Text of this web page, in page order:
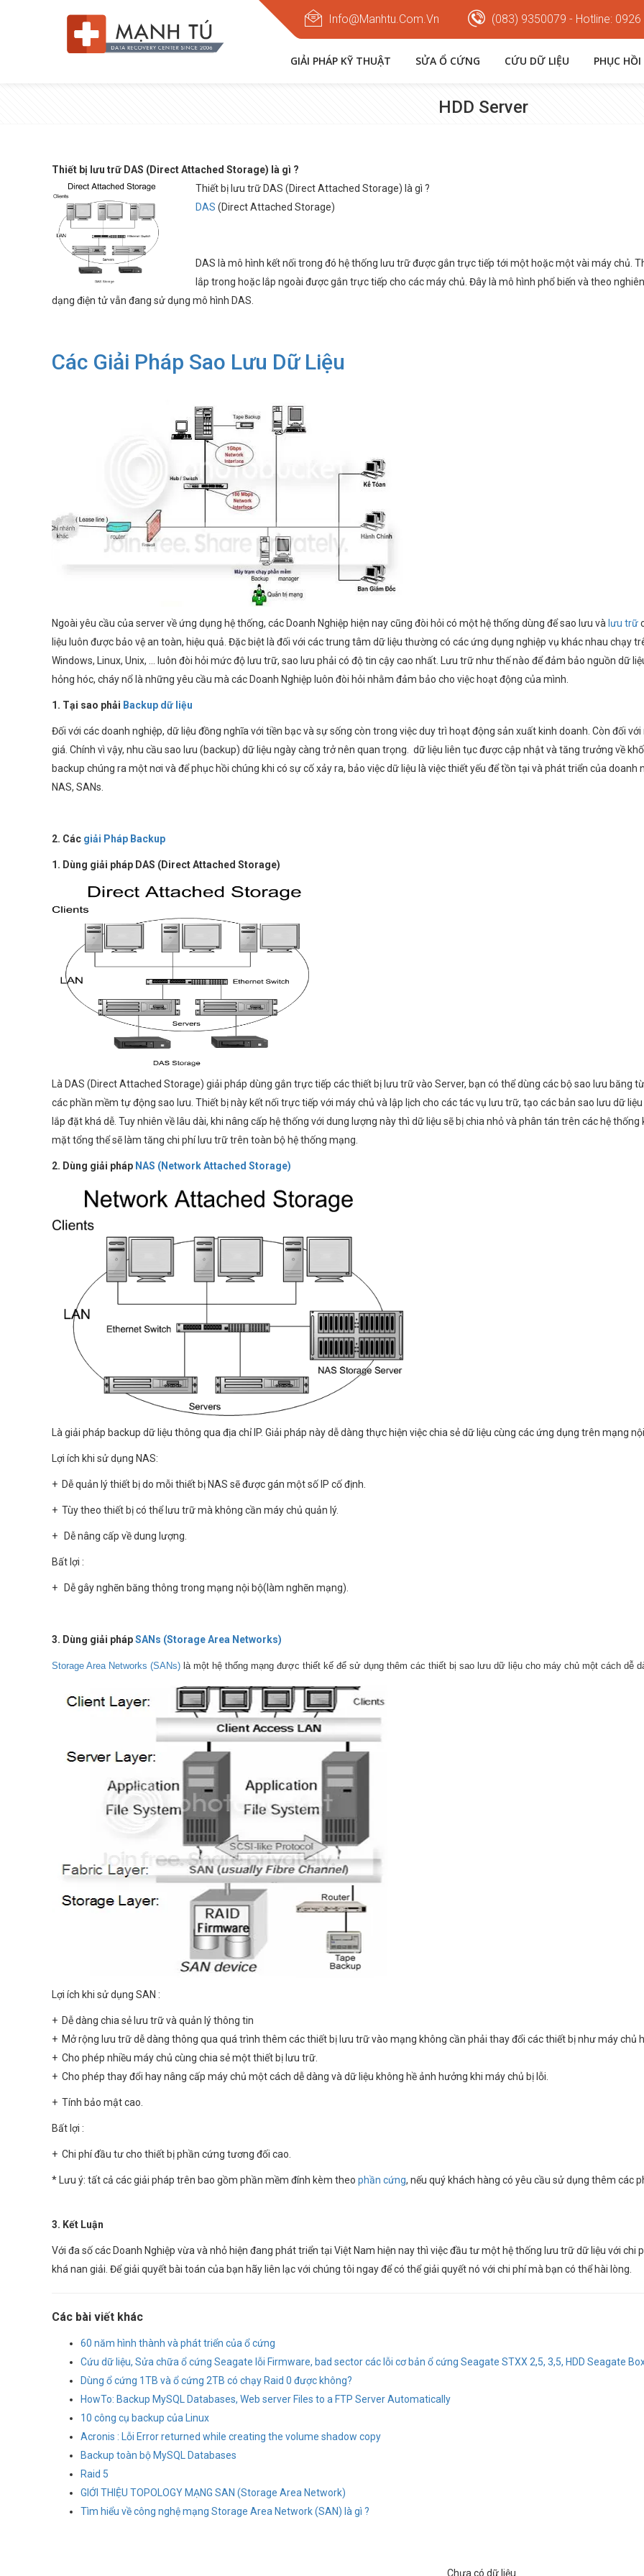
Info@manhtu.com.vn (083) 9350079 - Hotline:
GIẢI PHÁP KỸ THUẬT SỬA Ổ CỨNG CỨU DỮ LIỆU PHỤC
HDD Server
Thiết bị lưu trữ DAS (Direct Attached Storage) là gì ?
Thiết bị lưu trữ DAS (Direct Attached Storage) là gì ?
DAS (Direct Attached Storage)
DAS là mô hình kết nối trong đó hệ thống lưu trữ được gắn trực tiếp tới một hoặc một vài máy chủ.
lắp trong hoặc lắp ngoài được gắn trực tiếp cho các máy chủ. Đây là mô hình phổ biến và theo
dạng điện tử vẫn đang sử dụng mô hình DAS.
Các Giải Pháp Sao Lưu Dữ Liệu
Ngoài yêu cầu của server về ứng dụng hệ thống, các Doanh Nghiệp hiện nay cũng đòi hỏi có một hệ thống dùng để sao lưu và lưu trữ
liệu luôn được bảo vệ an toàn, hiệu quả. Đặc biệt là đối với các trung tâm dữ liệu thường có các ứng dụng nghiệp vụ khác nhau chạy
Windows, Linux, Unix, … luôn đòi hỏi mức độ lưu trữ, sao lưu phải có độ tin cậy cao nhất. Lưu trữ như thế nào để đảm bảo nguồn dữ
hỏng hóc, cháy nổ là những yêu cầu mà các Doanh Nghiệp luôn đòi hỏi nhằm đảm bảo cho việc hoạt động của mình.
1. Tại sao phải Backup dữ liệu
Đối với các doanh nghiệp, dữ liệu đồng nghĩa với tiền bạc và sự sống còn trong việc duy trì hoạt động sản xuất kinh doanh. Còn đối
giá. Chính vì vậy, nhu cầu sao lưu (backup) dữ liệu ngày càng trở nên quan trọng. dữ liệu liên tục được cập nhật và tăng trưởng về
backup chúng ra một nơi và để phục hồi chúng khi có sự cố xảy ra, bảo việc dữ liệu là việc thiết yếu để tồn tại và phát triển của doanh
NAS, SANs.
2. Các giải Pháp Backup
1. Dùng giải pháp DAS (Direct Attached Storage)
Là DAS (Direct Attached Storage) giải pháp dùng gắn trực tiếp các thiết bị lưu trữ vào Server, bạn có thể dùng các bộ sao lưu băng
các phần mềm tự động sao lưu. Thiết bị này kết nối trực tiếp với máy chủ và lập lịch cho các tác vụ lưu trữ, tạo các bản sao lưu dữ
lắp đặt khá dễ. Tuy nhiên về lâu dài, khi nâng cấp hệ thống với dung lượng này thì dữ liệu sẽ bị chia nhỏ và phân tán trên các hệ
mặt tổng thể sẽ làm tăng chi phí lưu trữ trên toàn bộ hệ thống mạng.
2. Dùng giải pháp NAS (Network Attached Storage)
Là giải pháp backup dữ liệu thông qua địa chỉ IP. Giải pháp này dễ dàng thực hiện việc chia sẻ dữ liệu cùng các ứng dụng trên mạng
Lợi ích khi sử dụng NAS:
+ Dễ quản lý thiết bị do mỗi thiết bị NAS sẽ được gán một số IP cố định.
+ Tùy theo thiết bị có thể lưu trữ mà không cần máy chủ quản lý.
+ Dễ nâng cấp về dung lượng.
Bất lợi :
+ Dễ gây nghẽn băng thông trong mạng nội bộ(làm nghẽn mạng).
3. Dùng giải phápSANs (Storage Area Networks)
Storage Area Networks (SANs) là một hệ thống mạng được thiết kế để sử dụng thêm các thiết bị sao lưu dữ liệu cho máy chủ một cách dễ
Lợi ích khi sử dụng SAN :
+ Dễ dàng chia sẻ lưu trữ và quản lý thông tin
+ Mở rộng lưu trữ dễ dàng thông qua quá trình thêm các thiết bị lưu trữ vào mạng không cần phải thay đổi các thiết bị như máy chủ
+ Cho phép nhiều máy chủ cùng chia sẻ một thiết bị lưu trữ.
+ Cho phép thay đổi hay nâng cấp máy chủ một cách dễ dàng và dữ liệu không hề ảnh hưởng khi máy chủ bị lỗi.
+ Tính bảo mật cao.
Bất lợi :
+ Chi phí đầu tư cho thiết bị phần cứng tương đối cao.
* Lưu ý: tất cả các giải pháp trên bao gồm phần mềm đính kèm theo phần cứng, nếu quý khách hàng có yêu cầu sử dụng thêm các
3. Kết Luận
Với đa số các Doanh Nghiệp vừa và nhỏ hiện đang phát triển tại Việt Nam hiện nay thì việc đầu tư một hệ thống lưu trữ dữ liệu với
khá nan giải. Để giải quyết bài toán của bạn hãy liên lạc với chúng tôi ngay để có thể giải quyết nó với chi phí mà bạn có thể hài lòng.
Các bài viết khác
60 năm hình thành và phát triển của ổ cứng
Cứu dữ liệu, Sửa chữa ổ cứng Seagate lỗi Firmware, bad sector các lỗi cơ bản ổ cứng Seagate STXX 2,5, 3,5, HDD Seagate
Dùng ổ cứng 1TB và ổ cứng 2TB có chạy Raid 0 được không?
HowTo: Backup MySQL Databases, Web server Files to a FTP Server Automatically
10 công cụ backup của Linux
Acronis : Lỗi Error returned while creating the volume shadow copy
Backup toàn bộ MySQL Databases
Raid 5
GIỚI THIỆU TOPOLOGY MẠNG SAN (Storage Area Network)
Tìm hiểu về công nghệ mạng Storage Area Network (SAN) là gì ?
Chưa có dữ liệu